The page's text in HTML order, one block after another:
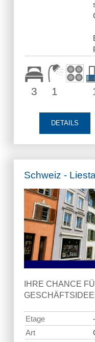
3 1
DETAILS
Schweiz -
IHRE CHANCE
Etage
-
Art